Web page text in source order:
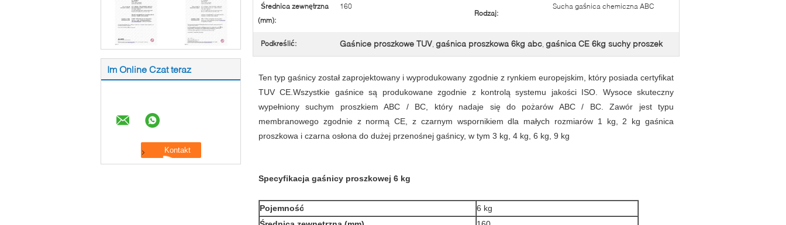
Im Online Czat teraz
Średnica zewnętrzna
(mm):
160
Rodzaj:
Sucha gaśnica chemiczna ABC
Podkreślić: Gaśnice proszkowe TUV, gaśnica proszkowa 6kg abc, gaśnica CE 6kg suchy proszek
Ten typ gaśnicy został zaprojektowany i wyprodukowany zgodnie z rynkiem europejskim, który posiada certyfikat
TUV CE.Wszystkie gaśnice są produkowane zgodnie z kontrolą systemu jakości ISO. Wysoce skuteczny
wypełniony suchym proszkiem ABC / BC, który nadaje się do pożarów ABC / BC. Zawór jest typu
membranowego zgodnie z normą CE, z czarnym wspornikiem dla małych rozmiarów 1 kg, 2 kg gaśnica
proszkowa i czarna osłona do dużej przenośnej gaśnicy, w tym 3 kg, 4 kg, 6 kg, 9 kg
Specyfikacja gaśnicy proszkowej 6 kg
Pojemność
6 kg